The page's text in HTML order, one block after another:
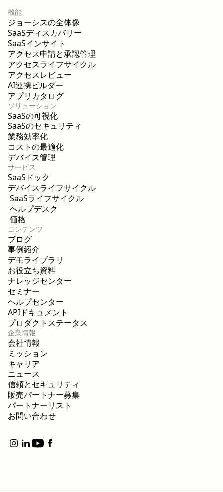
機能
ジョーシスの全体像
SaaSディスカバリー
SaaSインサイト
アクセス申請と承認管理
アクセスライフサイクル
アクセスレビュー
AI連携ビルダー
アプリカタログ
ソリューション
SaaSの可視化
SaaSのセキュリティ
業務効率化
コストの最適化
デバイス管理
サービス
SaaSドック
デバイスライフサイクル
SaaSライフサイクル
ヘルプデスク
価格
コンテンツ
ブログ
事例紹介
デモライブラリ
お役立ち資料
ナレッジセンター
セミナー
ヘルプセンター
APIドキュメント
プロダクトステータス
企業情報
会社情報
ミッション
キャリア
ニュース
信頼とセキュリティ
販売パートナー募集
パートナーリスト
お問い合わせ